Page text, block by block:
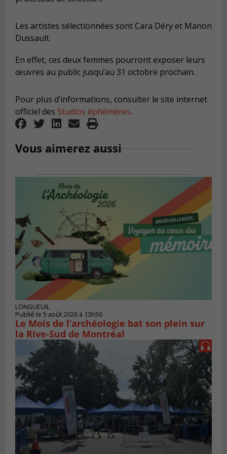
Les artistes sélectionnées sont Cara Déry et Manon
Dussault.
En effet, ces deux femmes pourront exposer leurs
œuvres au public jusqu’au 31 octobre prochain.
Pour plus d’informations, consulter le site internet
officiel des Studios éphémères.
Vous aimerez aussi
LONGUEUIL
Publié le 5 août 2026 à 13h50
Le Mois de l’archéologie bat son plein sur
la Rive-Sud de Montréal